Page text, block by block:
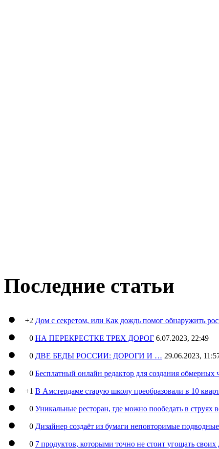
Последние статьи
+2 Дом с секретом, или Как дождь помог обнаружить
0 НА ПЕРЕКРЕСТКЕ ТРЕХ ДОРОГ 6.07.2023, 22:49
0 ДВЕ БЕДЫ РОССИИ: ДОРОГИ И … 29.06.2023,
0 Бесплатный онлайн редактор для создания обмерных
+1 В Амстердаме старую школу преобразовали в 10
0 Уникальные ресторан, где можно пообедать в струях
0 Дизайнер создаёт из бумаги неповторимые
0 7 продуктов, которыми точно не стоит угощать